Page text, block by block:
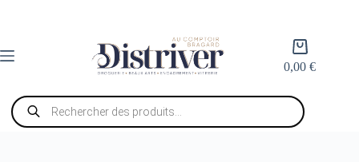
Panier
d’achat
0,00€
Recherche
de
produits